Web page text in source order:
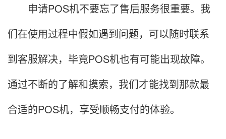
申请POS机不要忘了售后服务很重要。我
们在使用过程中假如遇到问题，可以随时联系
到客服解决，毕竟POS机也有可能出现故障。
通过不断的了解和摸索，我们才能找到那款最
合适的POS机，享受顺畅支付的体验。